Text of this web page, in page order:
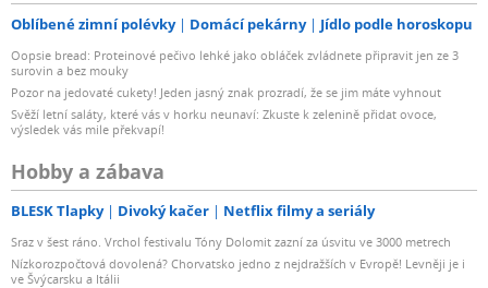
Oblíbené zimní polévky Domácí pekárny Jídlo podle horoskopu
Oopsie bread: Proteinové pečivo lehké jako obláček zvládnete připravit jen ze 3
surovin a bez mouky
Pozor na jedovaté cukety! Jeden jasný znak prozradí, že se jim máte vyhnout
Svěží letní saláty, které vás v horku neunaví: Zkuste k zelenině přidat ovoce,
výsledek vás mile překvapí!
Hobby a zábava
BLESK Tlapky Divoký kačer Netflix filmy a seriály
Sraz v šest ráno. Vrchol festivalu Tóny Dolomit zazní za úsvitu ve 3000 metrech
Nízkorozpočtová dovolená? Chorvatsko jedno z nejdražších v Evropě! Levněji je i
ve Švýcarsku a Itálii